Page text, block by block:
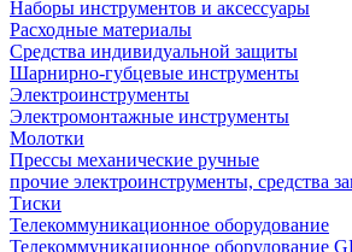
Наборы инструментов и аксессуары
Расходные материалы
Средства индивидуальной защиты
Шарнирно-губцевые инструменты
Электроинструменты
Электромонтажные инструменты
Молотки
Прессы механические ручные
прочие электроинструменты, средства
Тиски
Телекоммуникационное оборудование
Телекоммуникационное оборудование